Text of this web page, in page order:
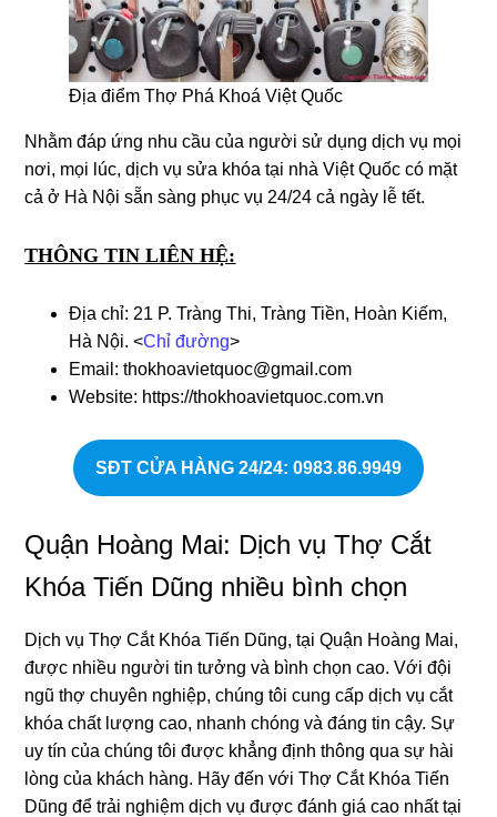
Địa điểm Thợ Phá Khoá Việt Quốc
Nhằm đáp ứng nhu cầu của người sử dụng dịch vụ mọi
nơi, mọi lúc, dịch vụ sửa khóa tại nhà Việt Quốc có mặt
cả ở Hà Nội sẵn sàng phục vụ 24/24 cả ngày lễ tết.
THÔNG TIN LIÊN HỆ:
Địa chỉ: 21 P. Tràng Thi, Tràng Tiền, Hoàn Kiếm,
Hà Nội. <Chỉ đường>
Email: thokhoavietquoc@gmail.com
Website: https://thokhoavietquoc.com.vn
SĐT CỬA HÀNG 24/24: 0983.86.9949
Quận Hoàng Mai: Dịch vụ Thợ Cắt
Khóa Tiến Dũng nhiều bình chọn
Dịch vụ Thợ Cắt Khóa Tiến Dũng, tại Quận Hoàng Mai,
được nhiều người tin tưởng và bình chọn cao. Với đội
ngũ thợ chuyên nghiệp, chúng tôi cung cấp dịch vụ cắt
khóa chất lượng cao, nhanh chóng và đáng tin cậy. Sự
uy tín của chúng tôi được khẳng định thông qua sự hài
lòng của khách hàng. Hãy đến với Thợ Cắt Khóa Tiến
Dũng để trải nghiệm dịch vụ được đánh giá cao nhất tại